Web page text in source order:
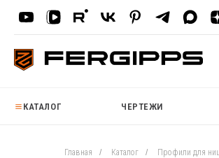
КАТАЛОГ ЧЕРТЕЖИ
Главная / Каталог / Профили для